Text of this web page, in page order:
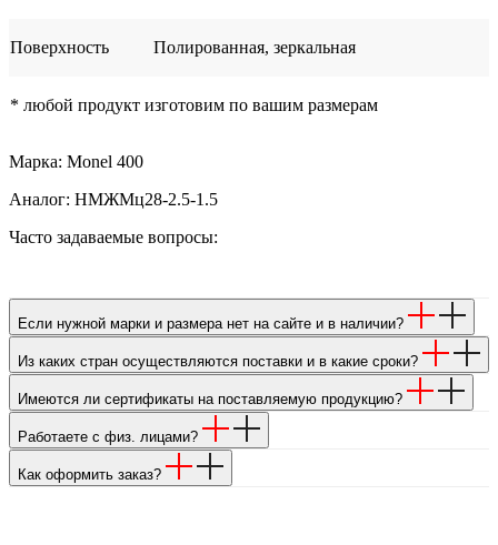
Поверхность Полированная, зеркальная
* любой продукт изготовим по вашим размерам
Марка: Monel 400
Аналог: НМЖМц28-2.5-1.5
Часто задаваемые вопросы:
Если нужной марки и размера нет на сайте и в наличии?
Из каких стран осуществляются поставки и в какие сроки?
Имеются ли сертификаты на поставляемую продукцию?
Работаете с физ. лицами?
Как оформить заказ?